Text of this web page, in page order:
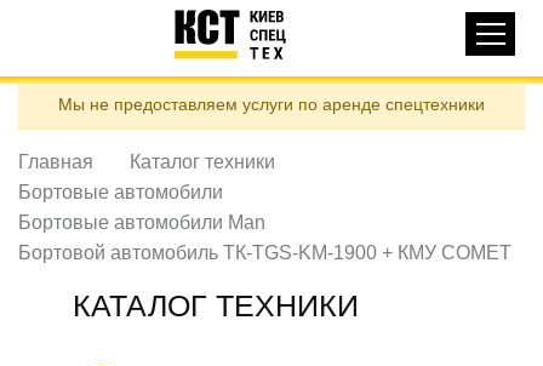
содержанию
навигация
КАТАЛОГ ТЕХНИКИ
ДОСТАВКА И ОПЛАТА
О НАС
ОТЗЫВЫ
КОНТАКТЫ
ПОЛЕЗНЫЕ СТАТЬИ
Мы не предоставляем услуги по аренде спецтехники
Главная
Каталог техники
Бортовые автомобили
Бортовые автомобили Man
Бортовой автомобиль ТК-TGS-KM-1900 + КМУ COMET
КАТАЛОГ ТЕХНИКИ